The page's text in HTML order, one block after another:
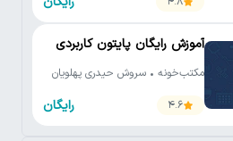
آموزش رایگان پایتون کاربردی
مکتب‌خونه • سروش حیدری پهلویان
4.6
رایگان